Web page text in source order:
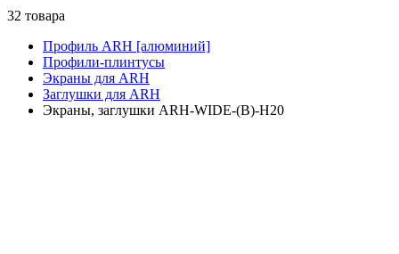
32 товара
Профиль ARH [алюминий]
Профили-плинтусы
Экраны для ARH
Заглушки для ARH
Экраны, заглушки ARH-WIDE-(B)-H20